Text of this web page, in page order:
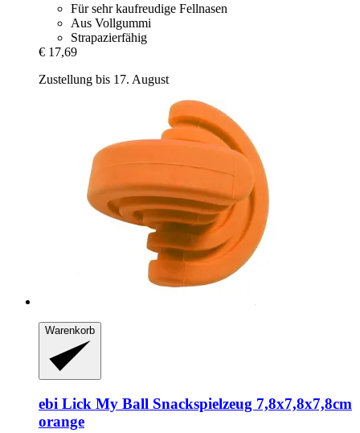
Für sehr kaufreudige Fellnasen
Aus Vollgummi
Strapazierfähig
€ 17,69
Zustellung bis 17. August
Warenkorb
ebi Lick My Ball Snackspielzeug 7,8x7,8x7,8cm
orange